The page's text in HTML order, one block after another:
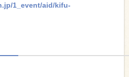
1_event/aid/kifu-